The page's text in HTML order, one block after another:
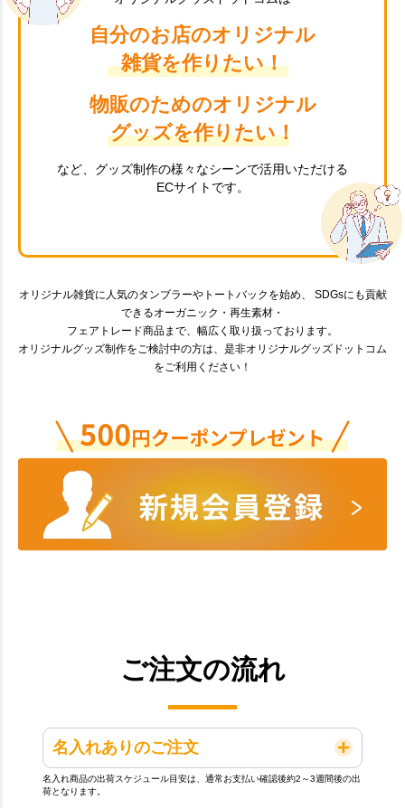
自分のお店のオリジナル
雑貨を作りたい！
物販のためのオリジナル
グッズを作りたい！
など、グッズ制作の様々なシーンで活用いただける
ECサイトです。
オリジナル雑貨に人気のタンブラーやトートバックを始め、 SDGsにも貢献
できるオーガニック・再生素材・
フェアトレード商品まで、幅広く取り扱っております。
オリジナルグッズ制作をご検討中の方は、是非オリジナルグッズドットコム
をご利用ください！
ご注文の流れ
名入れありのご注文
名入れ商品の出荷スケジュール目安は、通常お支払い確認後約2～3週間後の出
荷となります。